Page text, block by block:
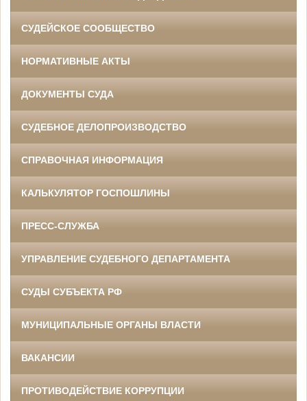
СУДЕЙСКОЕ СООБЩЕСТВО
НОРМАТИВНЫЕ АКТЫ
ДОКУМЕНТЫ СУДА
СУДЕБНОЕ ДЕЛОПРОИЗВОДСТВО
СПРАВОЧНАЯ ИНФОРМАЦИЯ
КАЛЬКУЛЯТОР ГОСПОШЛИНЫ
ПРЕСС-СЛУЖБА
УПРАВЛЕНИЕ СУДЕБНОГО ДЕПАРТАМЕНТА
СУДЫ СУБЪЕКТА РФ
МУНИЦИПАЛЬНЫЕ ОРГАНЫ ВЛАСТИ
ВАКАНСИИ
ПРОТИВОДЕЙСТВИЕ КОРРУПЦИИ